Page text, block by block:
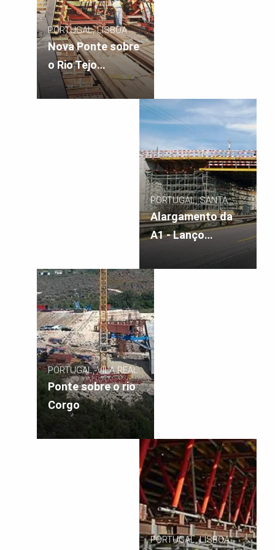
PORTUGAL, LISBOA
Nova Ponte sobre
o Rio Tejo
(Carregado/Benavente)
PORTUGAL, SANTA
MARIA DA FEIRA
Alargamento da
A1 - Lanço
Maria da Feira
PORTUGAL, VILA REAL
Ponte sobre o rio
Corgo
PORTUGAL, LISBOA